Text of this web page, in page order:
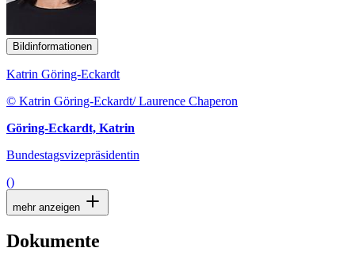
Bildinformationen
Katrin Göring-Eckardt
© Katrin Göring-Eckardt/ Laurence Chaperon
Göring-Eckardt, Katrin
Bundestagsvizepräsidentin
()
mehr anzeigen
Dokumente